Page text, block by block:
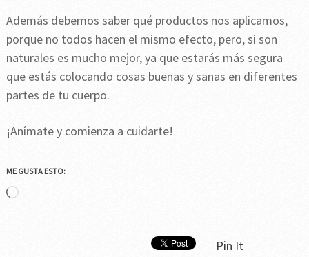
Además debemos saber qué productos nos aplicamos,
porque no todos hacen el mismo efecto, pero, si son
naturales es mucho mejor, ya que estarás más segura
que estás colocando cosas buenas y sanas en diferentes
partes de tu cuerpo.
¡Anímate y comienza a cuidarte!
ME GUSTA ESTO:
Cargando...
Pin It